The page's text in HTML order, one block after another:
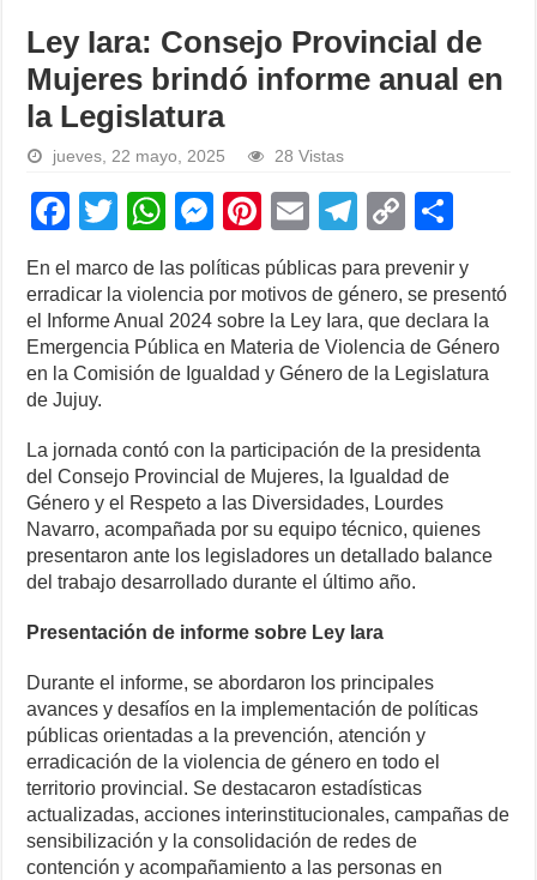
Ley Iara: Consejo Provincial de
Mujeres brindó informe anual en
la Legislatura
jueves, 22 mayo, 2025 28 Vistas
F
c
e
b
o
o
k
T
wi
tt
er
W
at
s
A
p
M
e
ss
e
n
er
Pi
nt
er
e
st
E
ail
T
e
gr
a
C
p
y
Li
k
ar
e
En el marco de las políticas públicas para prevenir y
erradicar la violencia por motivos de género, se presentó
el Informe Anual 2024 sobre la Ley Iara, que declara la
Emergencia Pública en Materia de Violencia de Género
en la Comisión de Igualdad y Género de la Legislatura
de Jujuy.
La jornada contó con la participación de la presidenta
del Consejo Provincial de Mujeres, la Igualdad de
Género y el Respeto a las Diversidades, Lourdes
Navarro, acompañada por su equipo técnico, quienes
presentaron ante los legisladores un detallado balance
del trabajo desarrollado durante el último año.
Presentación de informe sobre Ley Iara
Durante el informe, se abordaron los principales
avances y desafíos en la implementación de políticas
públicas orientadas a la prevención, atención y
erradicación de la violencia de género en todo el
territorio provincial. Se destacaron estadísticas
actualizadas, acciones interinstitucionales, campañas de
sensibilización y la consolidación de redes de
contención y acompañamiento a las personas en